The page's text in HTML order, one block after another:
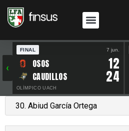
‹
FINAL 7 jun.
OSOS 12
CAUDILLOS 24
OLÍMPICO UACH